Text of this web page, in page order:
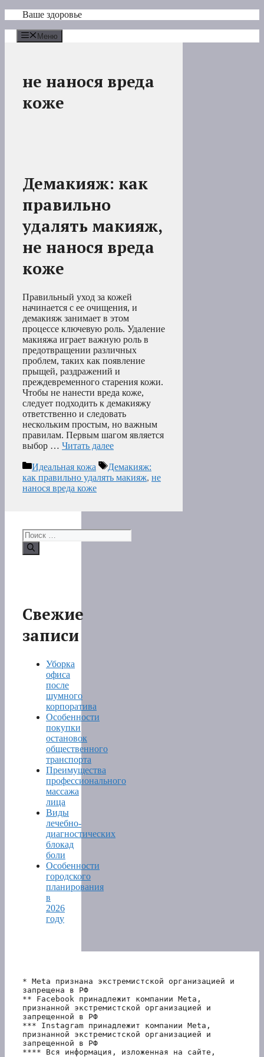
Перейти
содержимому
Ваше здоровье
Меню
не нанося вреда
коже
Демакияж: как
правильно
удалять макияж,
не нанося вреда
коже
Правильный уход за кожей
начинается с ее очищения, и
демакияж занимает в этом
процессе ключевую роль. Удаление
макияжа играет важную роль в
предотвращении различных
проблем, таких как появление
прыщей, раздражений и
преждевременного старения кожи.
Чтобы не нанести вреда коже,
следует подходить к демакияжу
ответственно и следовать
нескольким простым, но важным
правилам. Первым шагом является
выбор … Читать далее
Рубрики
Идеальная кожа Метки
Демакияж:
как правильно удалять макияж, не
нанося вреда коже
Поиск:
Свежие
записи
Уборка
офиса
после
шумного
корпоратива
Особенности
покупки
остановок
общественного
транспорта
Преимущества
профессионального
массажа
лица
Виды
лечебно-
диагностических
блокад
боли
Особенности
городского
планирования
в
2026
году
* Meta признана экстремистской организацией и
запрещена в РФ
** Facebook принадлежит компании Meta,
признанной экстремистской организацией и
запрещенной в РФ
*** Instagram принадлежит компании Meta,
признанной экстремистской организацией и
запрещенной в РФ
**** Вся информация, изложенная на сайте,